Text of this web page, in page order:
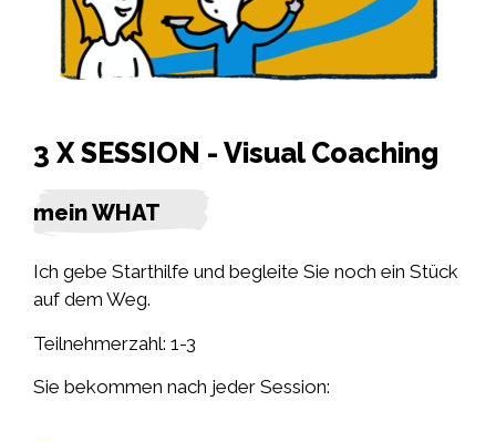
3 X SESSION - Visual Coaching
mein WHAT
Ich gebe Starthilfe und begleite Sie noch ein Stück
auf dem Weg.
Teilnehmerzahl: 1-3
Sie bekommen nach jeder Session: